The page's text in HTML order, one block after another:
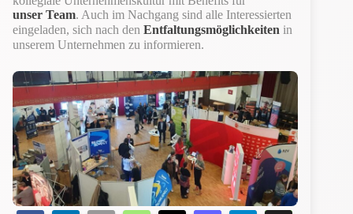
unser Team. Auch im Nachgang sind alle Interessierten
eingeladen, sich nach den Entfaltungsmöglichkeiten in
unserem Unternehmen zu informieren.